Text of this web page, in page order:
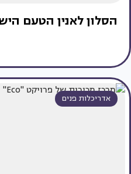
הסלון לאנין הטעם
אדריכלות פנים